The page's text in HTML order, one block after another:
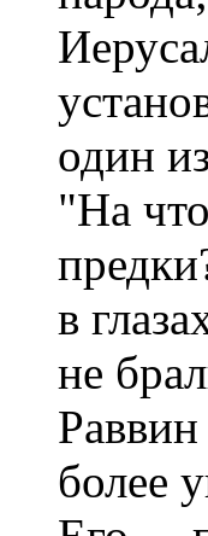
один
"На
в
не
более